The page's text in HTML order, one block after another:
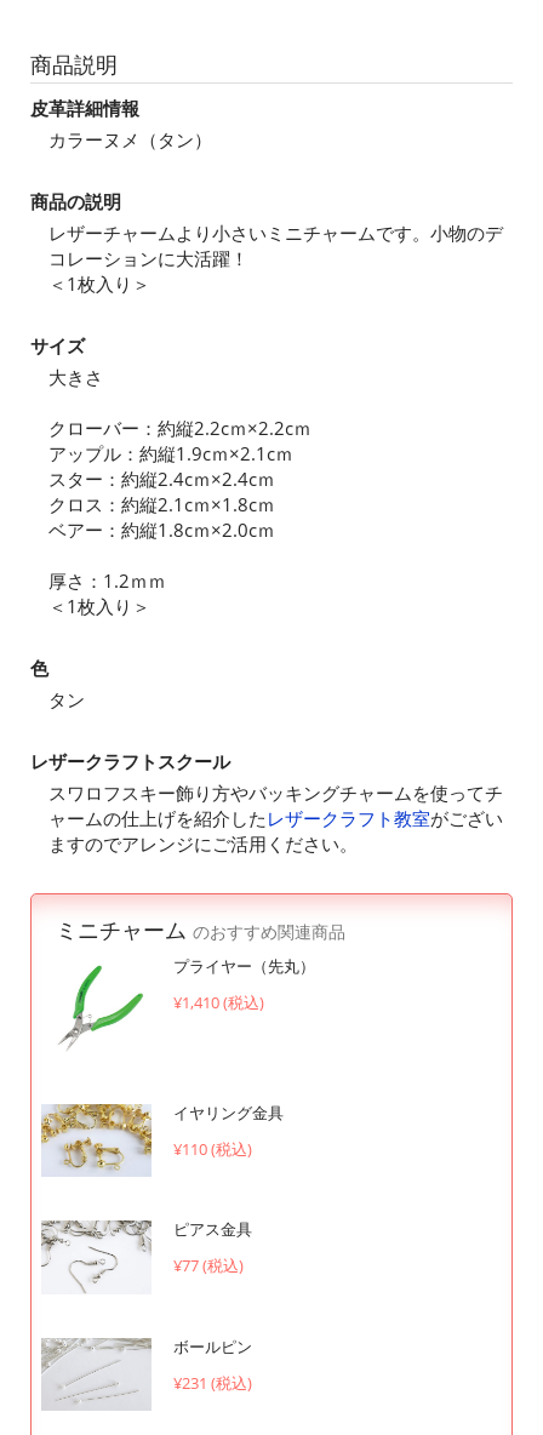
商品説明
皮革詳細情報
カラーヌメ（タン）
商品の説明
レザーチャームより小さいミニチャームです。小物のデ
コレーションに大活躍！
＜1枚入り＞
サイズ
大きさ
クローバー：約縦2.2cｍ×2.2cｍ
アップル：約縦1.9cｍ×2.1cｍ
スター：約縦2.4cｍ×2.4cｍ
クロス：約縦2.1cｍ×1.8cｍ
ベアー：約縦1.8cｍ×2.0cｍ
厚さ：1.2ｍｍ
＜1枚入り＞
色
タン
レザークラフトスクール
スワロフスキー飾り方やバッキングチャームを使ってチ
ャームの仕上げを紹介した レザークラフト教室がござい
ますのでアレンジにご活用ください。
ミニチャーム のおすすめ関連商品
プライヤー（先丸）
¥1,410 (税込)
イヤリング金具
¥110 (税込)
ピアス金具
¥77 (税込)
ボールピン
¥231 (税込)